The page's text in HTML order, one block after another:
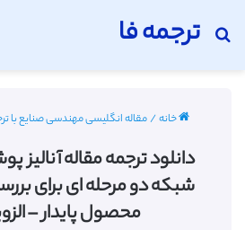
ترجمه فا
جستجو برای
خانه/مقاله انگلیسی مهندسی صنایع با ترجمه
دانلود ترجمه مقاله
شبکه‌ دو مرحله ‌ای برای
محصول پایدار – الزویر